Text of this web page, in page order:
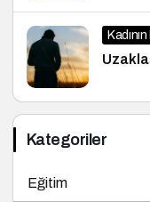
Kategoriler
Eğitim